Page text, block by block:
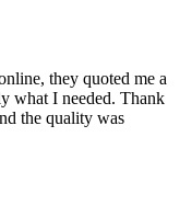
they quoted me a
what I needed. Thank
the quality was